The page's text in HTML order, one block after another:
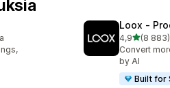
Loox ‑
4,9/ 5 tähteä
(8 883)
8883
Convert
by AI
Built for